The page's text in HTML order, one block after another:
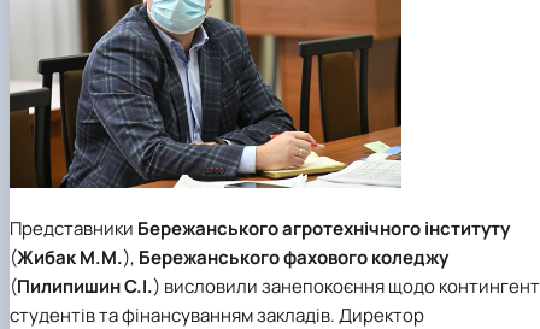
Представники Бережанського агротехнічного інституту
(Жибак М.М.), Бережанського фахового коледжу
(Пилипишин С.І.) висловили занепокоєння щодо
студентів та фінансуванням закладів. Директор